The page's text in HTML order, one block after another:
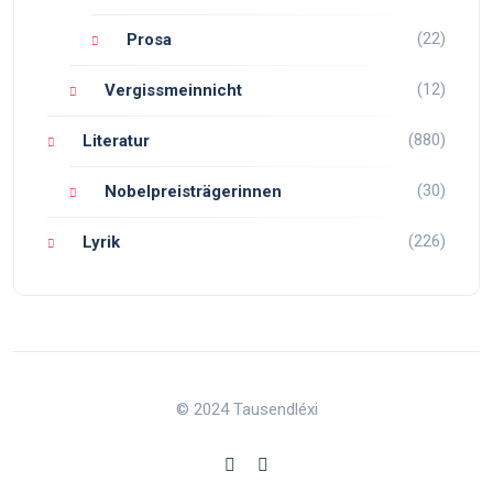
Prosa (22)
Vergissmeinnicht (12)
Literatur (880)
Nobelpreisträgerinnen (30)
Lyrik (226)
© 2024 Tausendléxi